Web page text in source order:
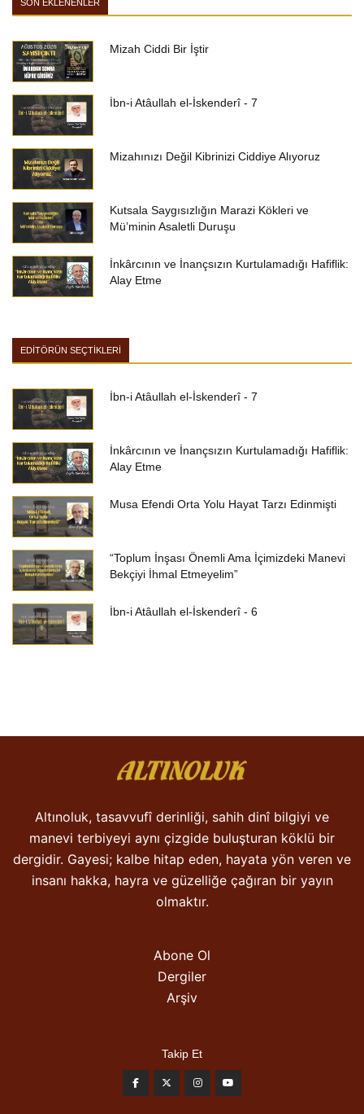
SON EKLENENLER
Mizah Ciddi Bir İştir
İbn-i Atâullah el-İskenderî - 7
Mizahınızı Değil Kibrinizi Ciddiye Alıyoruz
Kutsala Saygısızlığın Marazi Kökleri ve
Mü’minin Asaletli Duruşu
İnkârcının ve İnançsızın Kurtulamadığı Hafiflik:
Alay Etme
EDİTÖRÜN SEÇTİKLERİ
İbn-i Atâullah el-İskenderî - 7
İnkârcının ve İnançsızın Kurtulamadığı Hafiflik:
Alay Etme
Musa Efendi Orta Yolu Hayat Tarzı Edinmişti
“Toplum İnşası Önemli Ama İçimizdeki Manevi
Bekçiyi İhmal Etmeyelim”
İbn-i Atâullah el-İskenderî - 6
Altınoluk, tasavvufî derinliği, sahih dinî bilgiyi ve
manevi terbiyeyi aynı çizgide buluşturan köklü bir
dergidir. Gayesi; kalbe hitap eden, hayata yön veren ve
insanı hakka, hayra ve güzelliğe çağıran bir yayın
olmaktır.
Abone Ol
Dergiler
Arşiv
Takip Et